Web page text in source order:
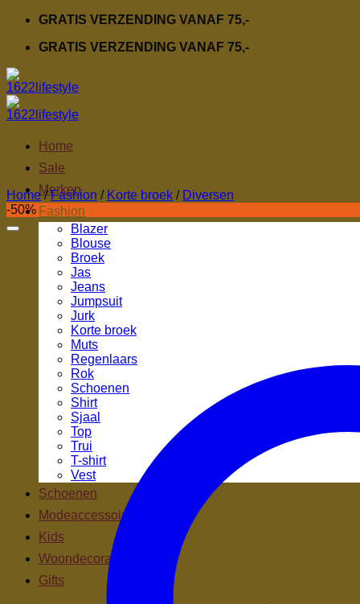
inhoud
GRATIS VERZENDING VANAF 75,-
GRATIS VERZENDING VANAF 75,-
Home
Sale
Merken
Fashion
Blazer
Blouse
Broek
Jas
Jeans
Jumpsuit
Jurk
Korte broek
Muts
Regenlaars
Rok
Schoenen
Shirt
Sjaal
Top
Trui
T-shirt
Vest
Schoenen
Modeaccessoires
Kids
Woondecoratie
Gifts
Home / Fashion / Korte broek / Diversen
-50%